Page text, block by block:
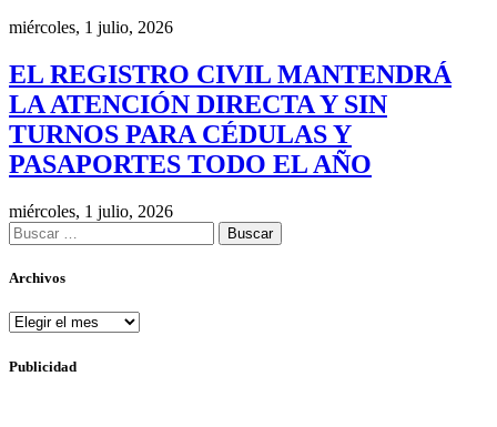
miércoles, 1 julio, 2026
EL REGISTRO CIVIL MANTENDRÁ
LA ATENCIÓN DIRECTA Y SIN
TURNOS PARA CÉDULAS Y
PASAPORTES TODO EL AÑO
miércoles, 1 julio, 2026
Buscar:
Archivos
Archivos
Publicidad